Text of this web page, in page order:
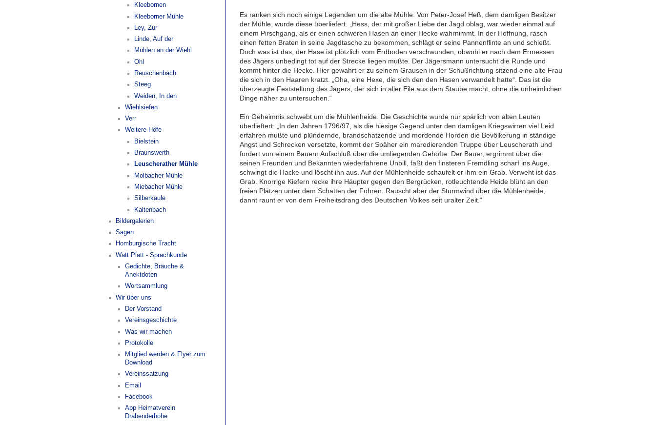
Kleebornen
Kleeborner Mühle
Ley, Zur
Linde, Auf der
Mühlen an der Wiehl
Ohl
Reuschenbach
Steeg
Weiden, In den
Wiehlsiefen
Verr
Weitere Höfe
Bielstein
Braunswerth
Leuscherather Mühle
Molbacher Mühle
Miebacher Mühle
Silberkaule
Kaltenbach
Bildergalerien
Sagen
Homburgische Tracht
Watt Platt - Sprachkunde
Gedichte, Bräuche &
Anektdoten
Wortsammlung
Wir über uns
Der Vorstand
Vereinsgeschichte
Was wir machen
Protokolle
Mitglied werden & Flyer zum
Download
Vereinssatzung
Email
Facebook
App Heimatverein
Drabenderhöhe
Es ranken sich noch einige Legenden um die alte Mühle. Von Peter-Josef Heß, dem damligen Besitzer
der Mühle, wurde diese überliefert. „Hess, der mit großer Liebe der Jagd oblag, war wieder einmal auf
einem Pirschgang, als er einen schweren Hasen an einer Hecke wahrnimmt. In der Hoffnung, rasch
einen fetten Braten in seine Jagdtasche zu bekommen, schlägt er seine Pannenflinte an und schießt.
Doch was ist das, der Hase ist plötzlich vom Erdboden verschwunden, obwohl er nach dem Ermessen
des Jägers unbedingt tot auf der Strecke liegen mußte. Der Jägersmann untersucht die Runde und
kommt hinter die Hecke. Hier gewahrt er zu seinem Grausen in der Schußrichtung sitzend eine alte Frau
die sich in den Haaren kratzt. „Oha, eine Hexe, die sich den den Hasen verwandelt hatte“. Das ist die
überzeugte Feststellung des Jägers, der sich in aller Eile aus dem Staube macht, ohne die unheimlichen
Dinge näher zu untersuchen.“
Ein Geheimnis schwebt um die Mühlenheide. Die Geschichte wurde nur spärlich von alten Leuten
überlieftert: „In den Jahren 1796/97, als die hiesige Gegend unter den damligen Kriegswirren viel Leid
erfahren mußte und plündernde, brandschatzende und mordende Horden die Bevölkerung in ständige
Angst und Schrecken versetzte, kommt der Späher ein marodierenden Truppe über Leuscherath und
fordert von einem Bauern Aufschluß über die umliegenden Gehöfte. Der Bauer, ergrimmt über die
seinen Freunden und Bekannten wiederfahrene Unbill, faßt den finsteren Fremdling scharf ins Auge,
schwingt die Hacke und löscht ihn aus. Auf der Mühlenheide schaufelt er ihm ein Grab. Verweht ist das
Grab. Knorrige Kiefern recke ihre Häupter gegen den Bergrücken, rotleuchtende Heide blüht an den
freien Plätzen unter dem Schatten der Föhren. Rauscht aber der Sturmwind über die Mühlenheide,
dannt raunt er von dem Freiheitsdrang des Deutschen Volkes seit uralter Zeit.“